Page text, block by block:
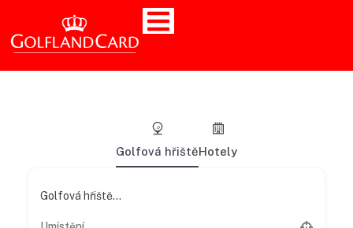
Golfová hřištěHotely
Golfová hřiště...